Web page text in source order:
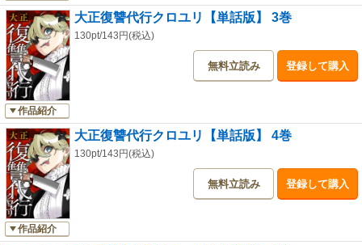
作品紹介
大正復讐代行クロユリ【単話版】 3巻
130pt/143円(税込)
無料立読み 登録して購入
作品紹介
大正復讐代行クロユリ【単話版】 4巻
130pt/143円(税込)
無料立読み 登録して購入